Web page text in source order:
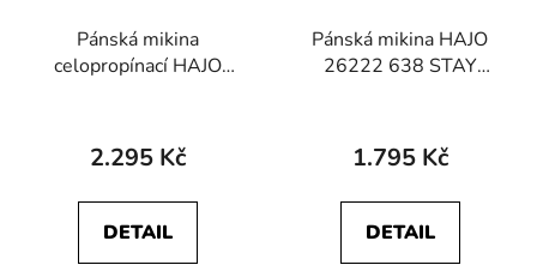
Pánská mikina
celopropínací HAJO
2.295 Kč
DETAIL
Pánská mikina HAJO
26222 638 STAY
1.795 Kč
DETAIL